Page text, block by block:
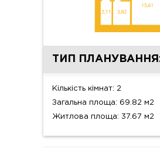
ТИП
Кількість кімнат: 2
Загальна площа: 69.82 м2
Житлова площа: 37.67 м2